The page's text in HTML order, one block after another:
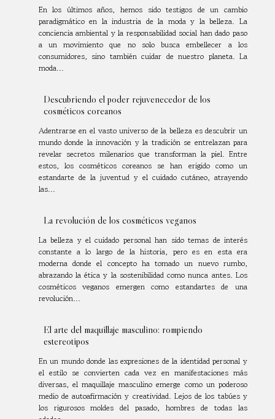
En los últimos años, hemos sido testigos de un cambio
paradigmático en la industria de la moda y la belleza. La
conciencia ambiental y la responsabilidad social han dado paso
a un movimiento que no solo busca embellecer a los
consumidores, sino también cuidar de nuestro planeta. La
moda...
Descubriendo el poder rejuvenecedor de los
cosméticos coreanos
Adentrarse en el vasto universo de la belleza es descubrir un
mundo donde la innovación y la tradición se entrelazan para
revelar secretos milenarios que transforman la piel. Entre
estos, los cosméticos coreanos se han erigido como un
estandarte de la juventud y el cuidado cutáneo, atrayendo
las...
La revolución de los cosméticos veganos
La belleza y el cuidado personal han sido temas de interés
constante a lo largo de la historia, pero es en esta era
moderna donde el concepto ha tomado un nuevo rumbo,
abrazando la ética y la sostenibilidad como nunca antes. Los
cosméticos veganos emergen como estandartes de una
revolución...
El arte del maquillaje masculino: rompiendo
estereotipos
En un mundo donde las expresiones de la identidad personal y
el estilo se convierten cada vez en manifestaciones más
diversas, el maquillaje masculino emerge como un poderoso
medio de autoafirmación y creatividad. Lejos de los tabúes y
los rigurosos moldes del pasado, hombres de todas las